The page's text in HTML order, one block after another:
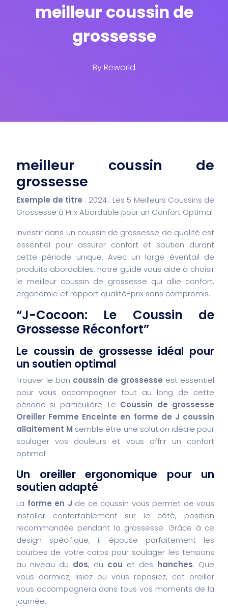
meilleur coussin de
grossesse
ByReworld
meilleur coussin de
grossesse
Exemple de titre : 2024 : Les 5 Meilleurs Coussins de
Grossesse à Prix Abordable pour un Confort Optimal
Investir dans un coussin de grossesse de qualité est
essentiel pour assurer confort et soutien durant
cette période unique. Avec un large éventail de
produits abordables, notre guide vous aide à choisir
le meilleur coussin de grossesse qui allie confort,
ergonomie et rapport qualité-prix sans compromis.
“J-Cocoon: Le Coussin de
Grossesse Réconfort”
Le coussin de grossesse idéal pour
un soutien optimal
Trouver le bon coussin de grossesse est essentiel
pour vous accompagner tout au long de cette
période si particulière. Le Coussin de grossesse
Oreiller Femme Enceinte en forme de J coussin
allaitement M semble être une solution idéale pour
soulager vos douleurs et vous offrir un confort
optimal.
Un oreiller ergonomique pour un
soutien adapté
La forme en J de ce coussin vous permet de vous
installer confortablement sur le côté, position
recommandée pendant la grossesse. Grâce à ce
design spécifique, il épouse parfaitement les
courbes de votre corps pour soulager les tensions
au niveau du dos, du cou et des hanches. Que
vous dormiez, lisiez ou vous reposiez, cet oreiller
vous accompagnera dans tous vos moments de la
journée.